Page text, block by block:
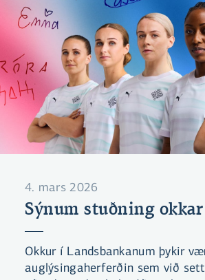
4. mars 2026
Sýnum stuðning
Okkur í Landsbankanum þykir
auglýsingaherferðin sem við